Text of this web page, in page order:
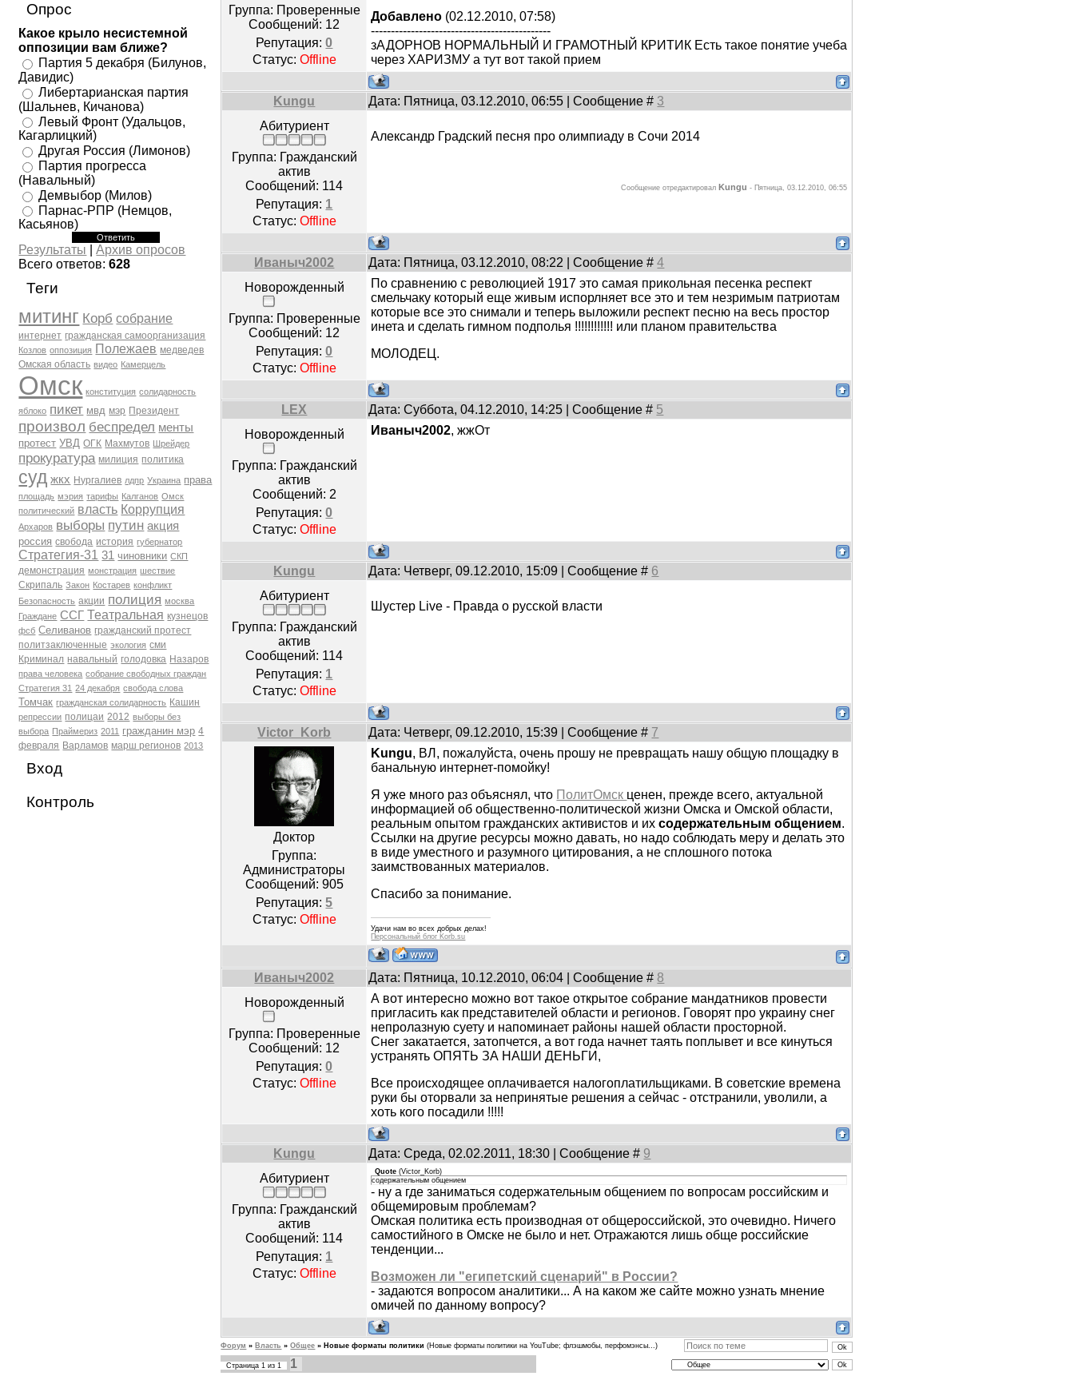
Опрос
Какое крыло несистемной
оппозиции вам ближе?
Партия 5 декабря (Билунов,
Давидис)
Либертарианская партия
(Шальнев, Кичанова)
Левый Фронт (Удальцов,
Кагарлицкий)
Другая Россия (Лимонов)
Партия прогресса
(Навальный)
Демвыбор (Милов)
Парнас-РПР (Немцов,
Касьянов)
Результаты |Архив опросов
Всего ответов:628
Теги
митинг Корб собрание
интернет гражданская самоорганизация
Козлов оппозиция Полежаев медведев
Омская область видео Камерцель
Омск конституция солидарность
яблоко пикет мвд мэр Президент
произвол беспредел менты
протест УВД ОГК Махмутов Шрейдер
прокуратура милиция политика
суд жкх Нургалиев лдпр Украина права
площадь мэрия тарифы Калганов Омск
политический власть Коррупция
Архаров выборы путин акция
россия свобода история губернатор
Стратегия-31 31 чиновники СКП
демонстрация монстрация шествие
Скрипаль Закон Костарев конфликт
Безопасность акции полиция москва
Граждане ССГ Театральная кузнецов
фсб Селиванов гражданский протест
политзаключенные экология сми
Криминал навальный голодовка Назаров
права человека собрание свободных граждан
Стратегия 31
24 декабря свобода слова
Томчак гражданская солидарность Кашин
репрессии полицаи 2012 выборы без
выбора Праймериз 2011 гражданин мэр 4
февраля Варламов марш регионов 2013
Вход
Контроль
Группа: Проверенные
Сообщений: 12
Репутация:0
Статус: Offline
Добавлено (02.12.2010, 07:58)
---------------------------------------------
зАДОРНОВ НОРМАЛЬНЫЙ И ГРАМОТНЫЙ КРИТИК Есть такое понятие учеба
через ХАРИЗМУ а тут вот такой прием
Kungu Дата: Пятница, 03.12.2010, 06:55 | Сообщение # 3
Абитуриент
Группа: Гражданский
актив
Сообщений: 114
Репутация: 1
Статус: Offline
Александр Градский песня про олимпиаду в Сочи 2014
Сообщение отредактировал Kungu - Пятница, 03.12.2010, 06:55
Иваныч2002 Дата: Пятница, 03.12.2010, 08:22 | Сообщение #4
Новорожденный
Группа: Проверенные
Сообщений: 12
Репутация:0
Статус: Offline
По сравнению с революцией 1917 это самая прикольная песенка респект
смельчаку который еще живым испорлняет все это и тем незримым патриотам
которые все это снимали и теперь выложили респект песню на весь простор
инета и сделать гимном подполья !!!!!!!!!!!! или планом правительства
МОЛОДЕЦ.
LEX Дата: Суббота, 04.12.2010, 14:25 | Сообщение # 5
Новорожденный
Группа: Гражданский
актив
Сообщений: 2
Репутация:0
Статус: Offline
Иваныч2002, жжОт
Kungu Дата: Четверг, 09.12.2010, 15:09 | Сообщение # 6
Абитуриент
Группа: Гражданский
актив
Сообщений: 114
Репутация: 1
Статус: Offline
Шустер Live - Правда о русской власти
Victor_Korb Дата: Четверг, 09.12.2010, 15:39 | Сообщение # 7
Доктор
Группа:
Администраторы
Сообщений: 905
Репутация:5
Статус: Offline
Kungu, ВЛ, пожалуйста, очень прошу не превращать нашу общую площадку в
банальную интернет-помойку!
Я уже много раз объяснял, что ПолитОмск ценен, прежде всего, актуальной
информацией об общественно-политической жизни Омска и Омской области,
реальным опытом гражданских активистов и ихсодержательным общением.
Ссылки на другие ресурсы можно давать, но надо соблюдать меру и делать это
в виде уместного и разумного цитирования, а не сплошного потока
заимствованных материалов.
Спасибо за понимание.
Удачи нам во всех добрых делах!
Персональный блог Korb.su
Иваныч2002 Дата: Пятница, 10.12.2010, 06:04 | Сообщение # 8
Новорожденный
Группа: Проверенные
Сообщений: 12
Репутация:0
Статус: Offline
А вот интересно можно вот такое открытое собрание мандатников провести
пригласить как представителей области и регионов. Говорят про украину снег
непролазную суету и напоминает районы нашей области просторной.
Снег закатается, затопчется, а вот года начнет таять поплывет и все кинуться
устранять ОПЯТЬ ЗА НАШИ ДЕНЬГИ,
Все происходящее оплачивается налогоплатильщиками. В советские времена
руки бы оторвали за непринятые решения а сейчас - отстранили, уволили, а
хоть кого посадили !!!!!
Kungu Дата: Среда, 02.02.2011, 18:30 | Сообщение # 9
Абитуриент
Группа: Гражданский
актив
Сообщений: 114
Репутация: 1
Статус: Offline
Quote (Victor_Korb)
содержательным общением
- ну а где заниматься содержательным общением по вопросам российским и
общемировым проблемам?
Омская политика есть производная от общероссийской, это очевидно. Ничего
самостийного в Омске не было и нет. Отражаются лишь обще российские
тенденции...
Возможен ли "египетский сценарий" в России?
- задаются вопросом аналитики... А на каком же сайте можно узнать мнение
омичей по данному вопросу?
Форум » Власть » Общее » Новые форматы политики (Новые форматы политики на YouTube; флэшмобы, перфомэнсы...)
Страница1 из1 1